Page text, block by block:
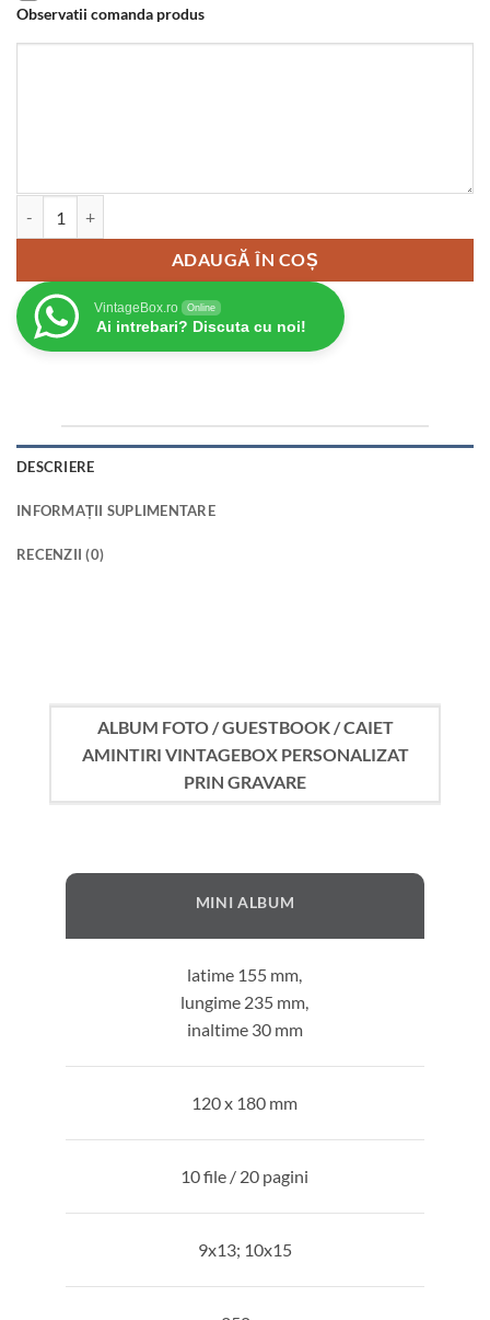
Observatii comanda produs
ADAUGĂ ÎN COȘ
VintageBox.ro Online
Ai intrebari? Discuta cu noi!
DESCRIERE
INFORMAȚII SUPLIMENTARE
RECENZII (0)
ALBUM FOTO / GUESTBOOK / CAIET
AMINTIRI VINTAGEBOX PERSONALIZAT
PRIN GRAVARE
MINI ALBUM
latime 155 mm,
lungime 235 mm,
inaltime 30 mm
120 x 180 mm
10 file / 20 pagini
9x13; 10x15